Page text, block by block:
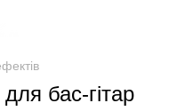
бас-гітар